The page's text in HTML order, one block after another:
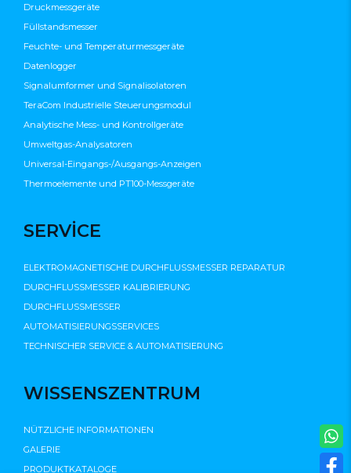
Druckmessgeräte
Füllstandsmesser
Feuchte- und Temperaturmessgeräte
Datenlogger
Signalumformer und Signalisolatoren
TeraCom Industrielle Steuerungsmodul
Analytische Mess- und Kontrollgeräte
Umweltgas-Analysatoren
Universal-Eingangs-/Ausgangs-Anzeigen
Thermoelemente und PT100-Messgeräte
SERVİCE
ELEKTROMAGNETISCHE DURCHFLUSSMESSER REPARATUR
DURCHFLUSSMESSER KALIBRIERUNG
DURCHFLUSSMESSER
AUTOMATISIERUNGSSERVICES
TECHNISCHER SERVICE & AUTOMATISIERUNG
WISSENSZENTRUM
NÜTZLICHE INFORMATIONEN
GALERIE
PRODUKTKATALOGE